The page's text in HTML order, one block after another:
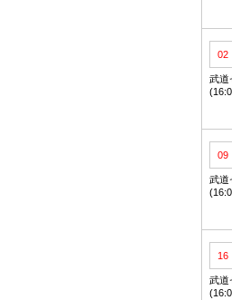
02
武道
09
武道
16
武道